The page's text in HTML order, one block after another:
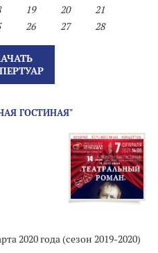
19 20
21
26 27 28
ГОСТИНАЯ"
2020 года (сезон 2019-2020)